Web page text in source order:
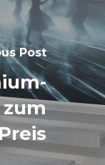
Post
zum